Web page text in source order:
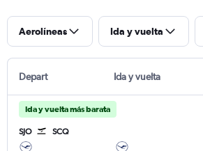
Aerolíneas Ida y vuelta
Depart Ida y vuelta
Ida y vuelta más barata
SJO SCQ